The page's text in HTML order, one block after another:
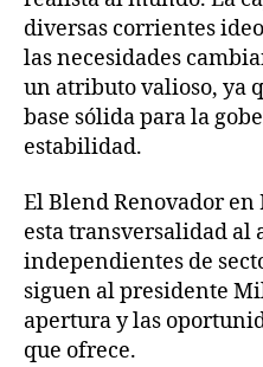
diversas corrientes
las necesidades
un atributo valioso, ya
base sólida para la
estabilidad.
El Blend Renovador
esta transversalidad al
independientes de
siguen al presidente
apertura y las
que ofrece.